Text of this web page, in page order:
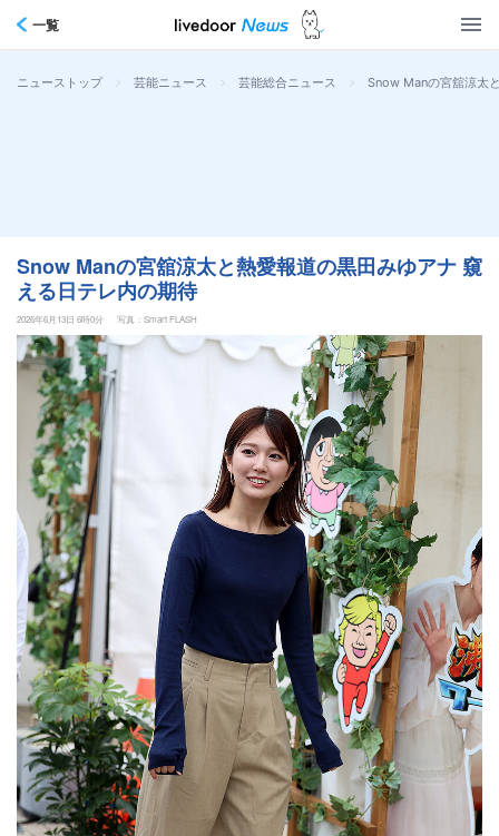
一覧
ニューストップ > 芸能ニュース > 芸能総合ニュース > Snow Manの宮舘涼太
Snow Manの宮舘涼太と熱愛報道の黒田みゆアナ 窺
える日テレ内の期待
2026年6月13日 6時0分 写真：Smart FLASH